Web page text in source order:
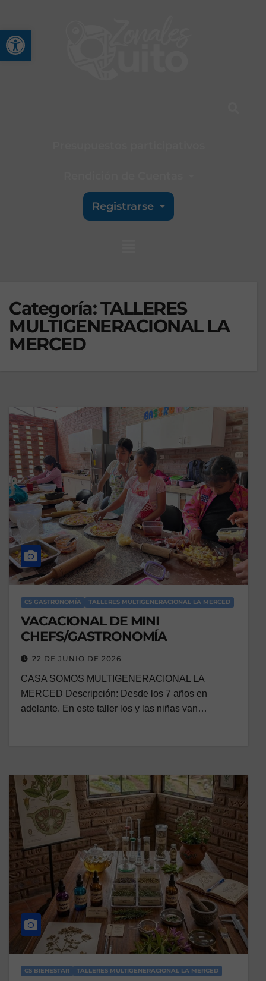
Abrir barra de
Registrarse
Categoría:TALLERES
MULTIGENERACIONAL LA
MERCED
CS GASTRONOMÍA TALLERES MULTIGENERACIONAL LA MERCED
VACACIONAL DE MINI
CHEFS/GASTRONOMÍA
22 DE JUNIO DE 2026
CASA SOMOS MULTIGENERACIONAL LA
MERCED Descripción: Desde los 7 años en
adelante. En este taller los y las niñas van…
CS BIENESTAR TALLERES MULTIGENERACIONAL LA MERCED